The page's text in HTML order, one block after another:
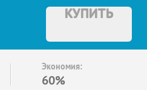
КУПИТЬ
Экономия:
60%